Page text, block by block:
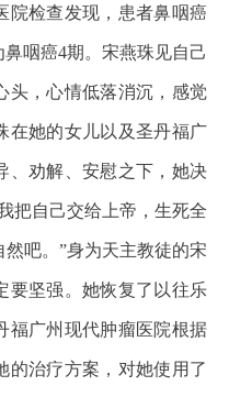
院检查发现，患者鼻咽癌
咽癌4期。宋燕珠见自己
头，心情低落消沉，感觉
在她的女儿以及圣丹福广
、劝解、安慰之下，她决
把自己交给上帝，生死全
吧。”身为天主教徒的宋
要坚强。她恢复了以往乐
福广州现代肿瘤医院根据
的治疗方案，对她使用了